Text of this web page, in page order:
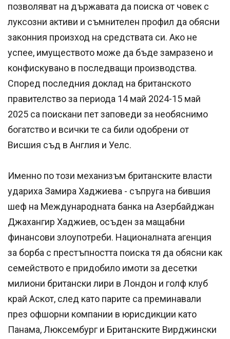
позволяват на държавата да поиска от човек с
луксозни активи и съмнителен профил да обясни
законния произход на средствата си. Ако не
успее, имуществото може да бъде замразено и
конфискувано в последващи производства.
Според последния доклад на британското
правителство за периода 14 май 2024-15 май
2025 са поискани пет заповеди за необяснимо
богатство и всички те са били одобрени от
Висшия съд в Англия и Уелс.
Именно по този механизъм британските власти
удариха Замира Хаджиева - съпруга на бившия
шеф на Международната банка на Азербайджан
Джахангир Хаджиев, осъден за мащабни
финансови злоупотреби. Националната агенция
за борба с престъпността поиска тя да обясни как
семейството е придобило имоти за десетки
милиони британски лири в Лондон и голф клуб
край Аскот, след като парите са преминавали
през офшорни компании в юрисдикции като
Панама, Люксембург и Британските Вирджински